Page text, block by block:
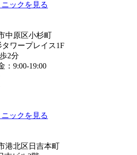
ックを見る
中原区小杉町
タワープレイス1F
2分
：9:00-19:00
ックを見る
港北区日吉本町